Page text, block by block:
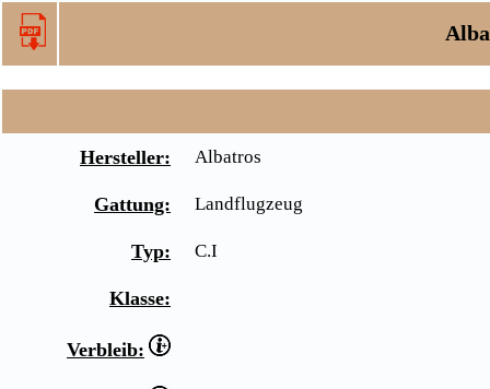
Hersteller: Albatros
Gattung: Landflugzeug
Typ: C.I
Klasse:
Verbleib: